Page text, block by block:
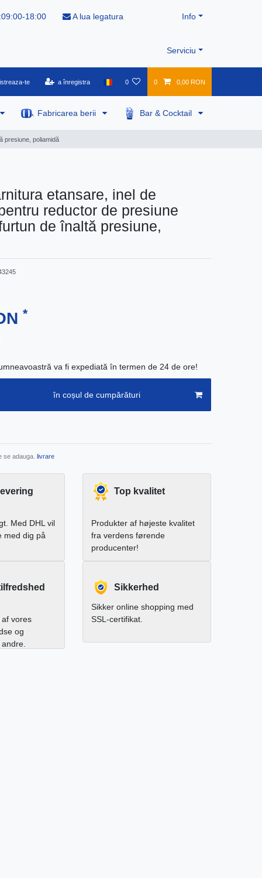
18:00 A lua legatura Info
Serviciu
te a înregistra 0 0 0,00 RON
Fabricarea berii Bar & Cocktail
presiune, poliamidă
etansare, inel de
reductor de presiune
de înaltă presiune,
*
va fi expediată în termen de 24 de ore!
în coșul de cumpărături
se adauga. livrare
Med DHL vil
med dig på
Top kvalitet
Produkter af højeste kvalitet
fra verdens førende
producenter!
vores
og
Sikkerhed
Sikker online shopping med
SSL-certifikat.